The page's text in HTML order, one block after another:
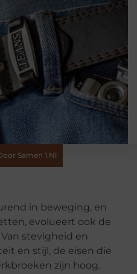
Samen 1.nl
in beweging, en
evolueert ook de
stevigheid en
en stijl, de eisen die
zijn hoog.